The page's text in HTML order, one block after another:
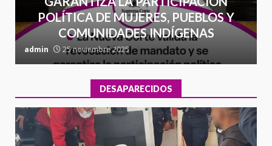
POLÍTICA DE MUJERES, PUEBLOS Y
COMUNIDADES INDÍGENAS
admin 25 noviembre 2025
DESAPARECIDOS